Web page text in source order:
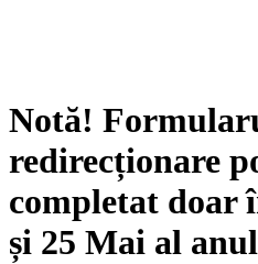
Notă!
redirecționare
completat doar
și 25 Mai al